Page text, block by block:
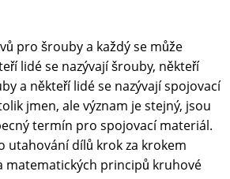
pro šrouby a každý se může
lidé se nazývají šrouby, někteří
a někteří lidé se nazývají spojovací
jmen, ale význam je stejný, jsou
termín pro spojovací materiál.
utahování dílů krok za krokem
matematických principů kruhové